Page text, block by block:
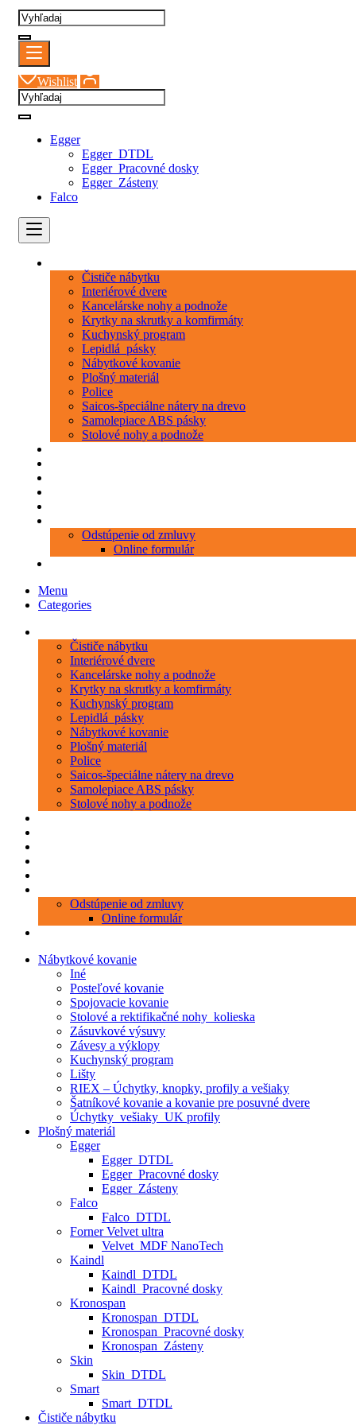
Wishlist
Egger
Egger_DTDL
Egger_Pracovné dosky
Egger_Zásteny
Falco
Čističe nábytku
Interiérové dvere
Kancelárske nohy a podnože
Krytky na skrutky a komfirmáty
Kuchynský program
Lepidlá_pásky
Nábytkové kovanie
Plošný materiál
Police
Saicos-špeciálne nátery na drevo
Samolepiace ABS pásky
Stolové nohy a podnože
Odstúpenie od zmluvy
Online formulár
Menu
Categories
Čističe nábytku
Interiérové dvere
Kancelárske nohy a podnože
Krytky na skrutky a komfirmáty
Kuchynský program
Lepidlá_pásky
Nábytkové kovanie
Plošný materiál
Police
Saicos-špeciálne nátery na drevo
Samolepiace ABS pásky
Stolové nohy a podnože
Odstúpenie od zmluvy
Online formulár
Nábytkové kovanie
Iné
Posteľové kovanie
Spojovacie kovanie
Stolové a rektifikačné nohy_kolieska
Zásuvkové výsuvy
Závesy a výklopy
Kuchynský program
Lišty
RIEX – Úchytky, knopky, profily a vešiaky
Šatníkové kovanie a kovanie pre posuvné dvere
Úchytky_vešiaky_UK profily
Plošný materiál
Egger
Egger_DTDL
Egger_Pracovné dosky
Egger_Zásteny
Falco
Falco_DTDL
Forner Velvet ultra
Velvet_MDF NanoTech
Kaindl
Kaindl_DTDL
Kaindl_Pracovné dosky
Kronospan
Kronospan_DTDL
Kronospan_Pracovné dosky
Kronospan_Zásteny
Skin
Skin_DTDL
Smart
Smart_DTDL
Čističe nábytku